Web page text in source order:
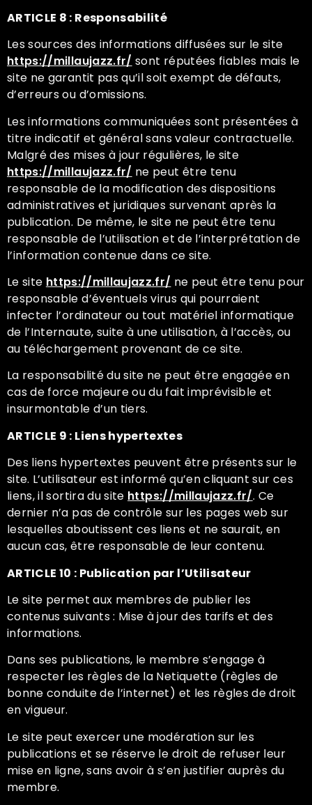
ARTICLE 8 : Responsabilité
Les sources des informations diffusées sur le site
https://millaujazz.fr/ sont réputées fiables mais le
site ne garantit pas qu’il soit exempt de défauts,
d’erreurs ou d’omissions.
Les informations communiquées sont présentées à
titre indicatif et général sans valeur contractuelle.
Malgré des mises à jour régulières, le site
https://millaujazz.fr/ ne peut être tenu
responsable de la modification des dispositions
administratives et juridiques survenant après la
publication. De même, le site ne peut être tenu
responsable de l’utilisation et de l’interprétation de
l’information contenue dans ce site.
Le site https://millaujazz.fr/ ne peut être tenu pour
responsable d’éventuels virus qui pourraient
infecter l’ordinateur ou tout matériel informatique
de l’Internaute, suite à une utilisation, à l’accès, ou
au téléchargement provenant de ce site.
La responsabilité du site ne peut être engagée en
cas de force majeure ou du fait imprévisible et
insurmontable d’un tiers.
ARTICLE 9 : Liens hypertextes
Des liens hypertextes peuvent être présents sur le
site. L’utilisateur est informé qu’en cliquant sur ces
liens, il sortira du site https://millaujazz.fr/. Ce
dernier n’a pas de contrôle sur les pages web sur
lesquelles aboutissent ces liens et ne saurait, en
aucun cas, être responsable de leur contenu.
ARTICLE 10 : Publication par l’Utilisateur
Le site permet aux membres de publier les
contenus suivants : Mise à jour des tarifs et des
informations.
Dans ses publications, le membre s’engage à
respecter les règles de la Netiquette (règles de
bonne conduite de l’internet) et les règles de droit
en vigueur.
Le site peut exercer une modération sur les
publications et se réserve le droit de refuser leur
mise en ligne, sans avoir à s’en justifier auprès du
membre.